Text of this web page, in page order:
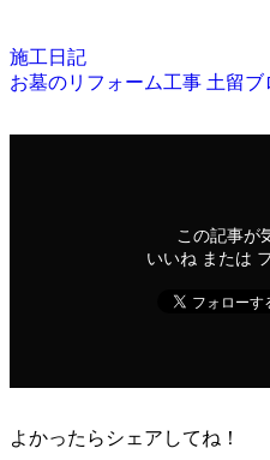
施工日記
お墓のリフォーム工事 土留ブ
この記事が
いいね または
よかったらシェアしてね！